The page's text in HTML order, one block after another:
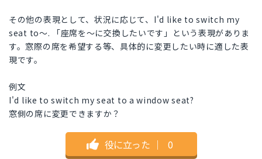
その他の表現として、状況に応じて、I'd like to switch my
seat to～. 「座席を～に交換したいです」という表現がありま
す。窓際の席を希望する等、具体的に変更したい時に適した表
現です。
例文
I'd like to switch my seat to a window seat?
窓側の席に変更できますか？
役に立った ｜ 0